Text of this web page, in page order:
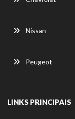
Nissan
Peugeot
LINKS PRINCIPAIS